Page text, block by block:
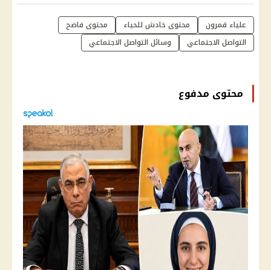
علياء قمرون محتوى خادش للحياء
محتوى فاضح
التواصل الاجتماعي
وسائل التواصل الاجتماعي
محتوى مدفوع